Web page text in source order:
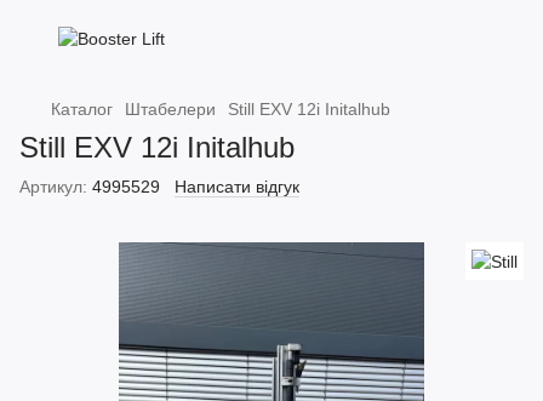
Каталог Штабелери Still EXV 12i Initalhub
Still EXV 12i Initalhub
Артикул: 4995529 Написати відгук